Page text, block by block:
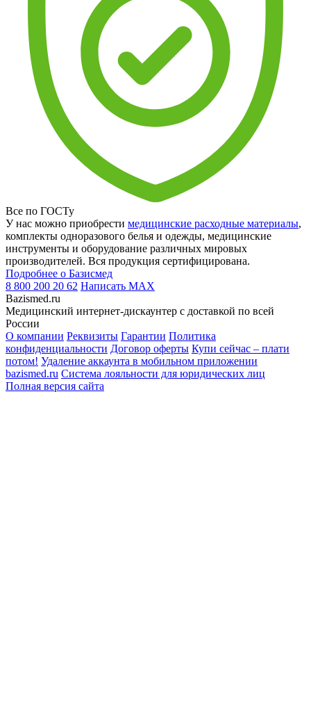
Все по ГОСТу
У нас можно приобрести медицинские расходные материалы,
комплекты одноразового белья и одежды, медицинские
инструменты и оборудование различных мировых
производителей. Вся продукция сертифицирована.
Подробнее о Базисмед
8 800 200 20 62 Написать MAX
Bazismed.ru
Медицинский интернет-дискаунтер с доставкой по всей
России
О компании Реквизиты Гарантии Политика
конфиденциальности Договор оферты Купи сейчас – плати
потом! Удаление аккаунта в мобильном приложении
bazismed.ru Система лояльности для юридических лиц
Полная версия сайта